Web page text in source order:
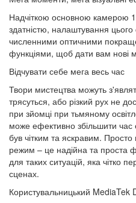
Надчіткою основною камерою
здатністю, налаштування
численними оптичними
функціями, щоб дати вам нові
Відчувати себе мега весь час
Твори мистецтва можуть
трясуться, або різкий рух не
при зйомці при тьмяному
може ефективно збільшити
був чітким та яскравим.
режим – це надійна та проста
для таких ситуацій, яка чітко
сценах.
Користувальницький MediaTek